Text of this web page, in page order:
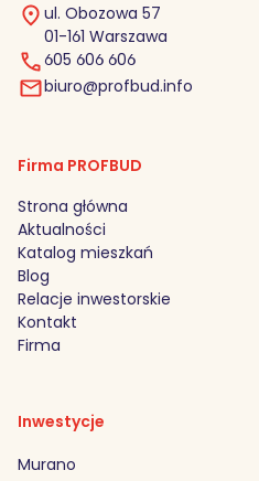
ul. Obozowa 57
01-161 Warszawa
605 606 606
biuro@profbud.info
Firma PROFBUD
Strona główna
Aktualności
Katalog mieszkań
Blog
Relacje inwestorskie
Kontakt
Firma
Inwestycje
Murano